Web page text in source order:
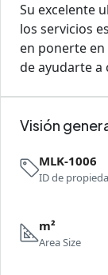
Su excelente
los servicios
en ponerte
de ayudarte a
Visión
MLK-1006
ID de
m²
Area Size